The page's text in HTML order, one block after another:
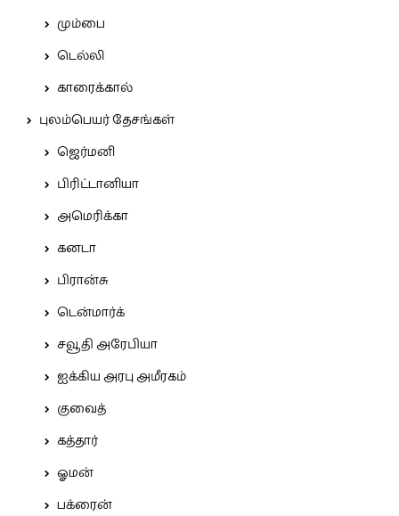
மும்பை
டெல்லி
காரைக்கால்
புலம்பெயர் தேசங்கள்
ஜெர்மனி
பிரிட்டானியா
அமெரிக்கா
கனடா
பிரான்சு
டென்மார்க்
சவூதி அரேபியா
ஐக்கிய அரபு அமீரகம்
குவைத்
கத்தார்
ஓமன்
பக்ரைன்